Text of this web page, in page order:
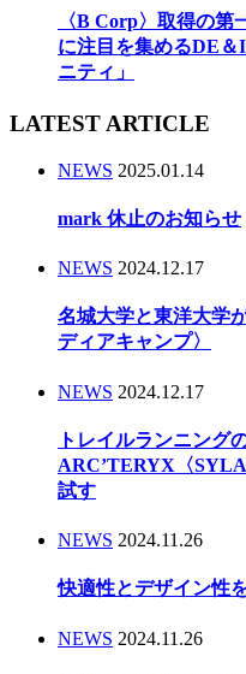
〈B Corp〉取得の
に注目を集めるDE
ニティ」
LATEST ARTICLE
NEWS 2025.01.14
mark 休止のお知らせ
NEWS 2024.12.17
名城大学と東洋大学
ディアキャンプ〉
NEWS 2024.12.17
トレイルランニング
ARC’TERYX〈
試す
NEWS 2024.11.26
快適性とデザイン性
NEWS 2024.11.26